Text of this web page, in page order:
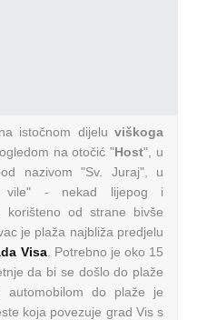
istočnom dijeluviškoga
na otočić "Host", u
nazivom "Sv. Juraj", u
vile" - nekad lijepog i
korišteno od strane bivše
je plaža najbliža predjelu
Visa. Potrebno je oko 15
da bi se došlo do plaže
automobilom do plaže je
koja povezuje grad Vis s